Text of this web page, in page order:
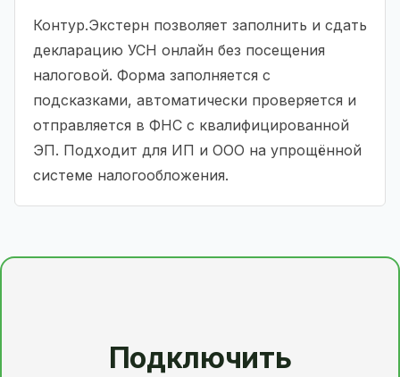
Контур.Экстерн позволяет заполнить и сдать
декларацию УСН онлайн без посещения
налоговой. Форма заполняется с
подсказками, автоматически проверяется и
отправляется в ФНС с квалифицированной
ЭП. Подходит для ИП и ООО на упрощённой
системе налогообложения.
Подключить